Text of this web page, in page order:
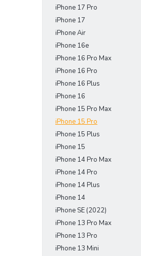
iPhone 17 Pro
iPhone 17
iPhone Air
iPhone 16e
iPhone 16 Pro Max
iPhone 16 Pro
iPhone 16 Plus
iPhone 16
iPhone 15 Pro Max
iPhone 15 Pro
iPhone 15 Plus
iPhone 15
iPhone 14 Pro Max
iPhone 14 Pro
iPhone 14 Plus
iPhone 14
iPhone SE (2022)
iPhone 13 Pro Max
iPhone 13 Pro
iPhone 13 Mini